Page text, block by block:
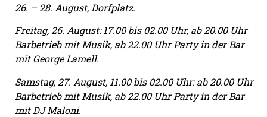
26. – 28. August, Dorfplatz.
Freitag, 26. August: 17.00 bis 02.00 Uhr, ab 20.00 Uhr
Barbetrieb mit Musik, ab 22.00 Uhr Party in der Bar
mit George Lamell.
Samstag, 27. August, 11.00 bis 02.00 Uhr: ab 20.00 Uhr
Barbetrieb mit Musik, ab 22.00 Uhr Party in der Bar
mit DJ Maloni.